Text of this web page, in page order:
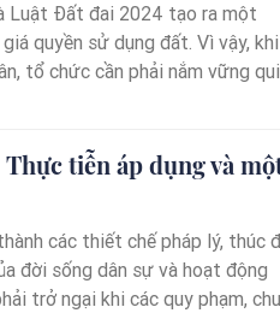
Luật Đất đai 2024 tạo ra một
quyền sử dụng đất. Vì vậy, khi
tổ chức cần phải nắm vững qui
tiễn áp dụng và
các thiết chế pháp lý, thúc
đời sống dân sự và hoạt động
trở ngại khi các quy phạm,